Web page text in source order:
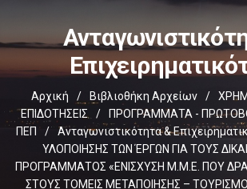
Αρχική / Βιβλιοθήκη Αρχείων /
ΕΠΙΔΟΤΗΣΕΙΣ
/ ΠΡΟΓΡΑΜΜΑΤΑ -
ΠΕΠ
/ Ανταγωνιστικότητα &
ΥΛΟΠΟΙΗΣΗΣ ΤΩΝ ΈΡΓΩΝ ΓΙΑ ΤΟΥΣ
ΠΡΟΓΡΑΜΜΑΤΟΣ «ΕΝΙΣΧΥΣΗ Μ.Μ.Ε. ΠΟΥ
ΣΤΟΥΣ ΤΟΜΕΙΣ ΜΕΤΑΠΟΙΗΣΗΣ –